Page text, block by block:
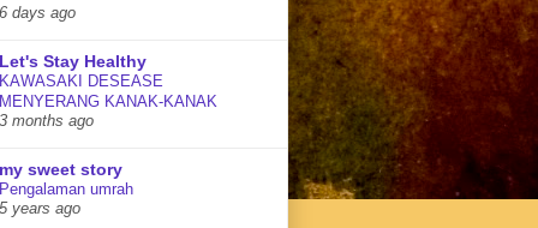
6 days ago
Let's Stay Healthy
KAWASAKI DESEASE
MENYERANG KANAK-KANAK
3 months ago
my sweet story
Pengalaman umrah
5 years ago